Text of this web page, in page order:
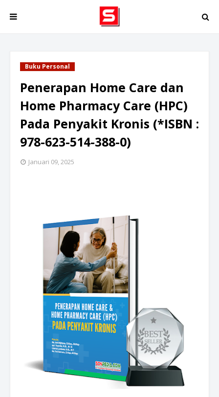
Buku Personal
Penerapan Home Care dan
Home Pharmacy Care (HPC)
Pada Penyakit Kronis (*ISBN :
978-623-514-388-0)
Januari 09, 2025